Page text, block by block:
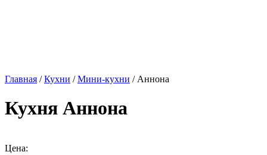
Главная /Кухни /Мини-кухни / Аннона
Кухня Аннона
Цена: